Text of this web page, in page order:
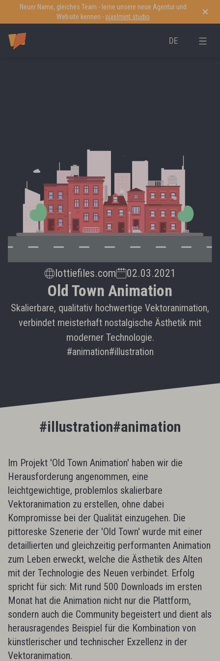
Neuer Name, gleiches Team - lerne unsere neue Agentur und
Website kennen - pixelmint.studio
DE
lottiefiles.com 02.03.2021
Old Town Animation
Skalierbare, qualitativ hochwertige Vektoranimation,
verbindet meisterhaft nostalgische Ästhetik mit
moderner Technologie.
#animation#illustration
#illustration#animation
Im Projekt 'Old Town Animation' haben wir die
Herausforderung angenommen, eine
leichtgewichtige, problemlos skalierbare
Vektoranimation zu erstellen, ohne dabei
Kompromisse bei der Qualität einzugehen. Die
pittoreske Szenerie der 'Old Town' wurde mit einer
detaillierten und gleichzeitig performanten Animation
zum Leben erweckt, welche die Ästhetik des Alten
mit der Technologie des Neuen verbindet. Erfolg
spricht für sich: Mit rund 500 Downloads im ersten
Monat hat die Animation nicht nur die Plattform,
sondern auch die Community begeistert und dient als
herausragendes Beispiel für die Kombination von
künstlerischer und technischer Exzellenz in der
Vektoranimation.